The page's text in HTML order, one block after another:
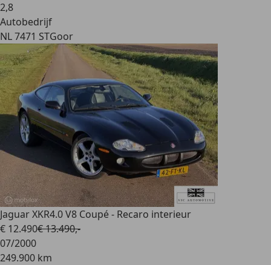
2,8
Autobedrijf
NL 7471 STGoor
Jaguar XKR4.0 V8 Coupé - Recaro interieur
€ 12.490€ 13.490,-
07/2000
249.900 km